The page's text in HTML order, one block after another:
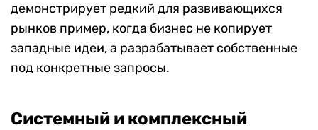
демонстрирует редкий для развивающихся
рынков пример, когда бизнес не копирует
западные идеи, а разрабатывает собственные
под конкретные запросы.
Системный и комплексный